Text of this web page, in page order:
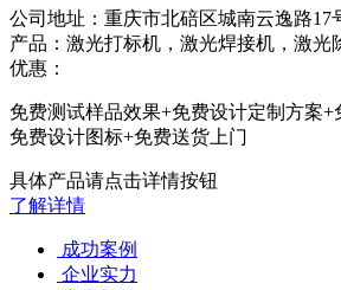
公司地址：重庆市北碚区城南云逸路17
产品：激光打标机，激光焊接机，激光
优惠：
免费测试样品效果+免费设计定制方案+
免费设计图标+免费送货上门
具体产品请点击详情按钮
了解详情
成功案例
企业实力